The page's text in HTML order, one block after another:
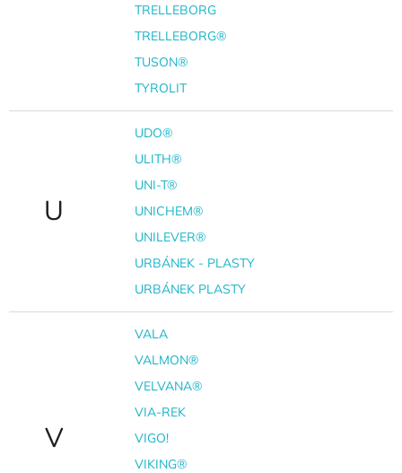
TRELLEBORG
TRELLEBORG®
TUSON®
TYROLIT
U
UDO®
ULITH®
UNI-T®
UNICHEM®
UNILEVER®
URBÁNEK - PLASTY
URBÁNEK PLASTY
V
VALA
VALMON®
VELVANA®
VIA-REK
VIGO!
VIKING®